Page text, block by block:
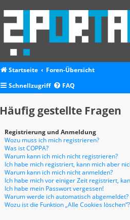
Startseite
Foren-Übersicht
Schnellzugriff
FAQ
Häufig gestellte Fragen
Registrierung und Anmeldung
Wozu muss ich mich registrieren?
Was ist COPPA?
Warum kann ich mich nicht registrieren?
Ich habe mich registriert, kann mich aber
Warum kann ich mich nicht anmelden?
Ich habe mich vor einiger Zeit registriert,
Ich habe mein Passwort vergessen!
Warum werde ich automatisch abgemeldet?
Wozu ist die Funktion „Alle Cookies löschen“?